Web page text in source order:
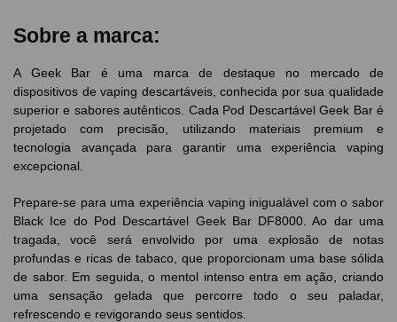
Sobre a marca:
A Geek Bar é uma marca de destaque no mercado de
dispositivos de vaping descartáveis, conhecida por sua qualidade
superior e sabores autênticos. Cada Pod Descartável Geek Bar é
projetado com precisão, utilizando materiais premium e
tecnologia avançada para garantir uma experiência vaping
excepcional.
Prepare-se para uma experiência vaping inigualável com o sabor
Black Ice do Pod Descartável Geek Bar DF8000. Ao dar uma
tragada, você será envolvido por uma explosão de notas
profundas e ricas de tabaco, que proporcionam uma base sólida
de sabor. Em seguida, o mentol intenso entra em ação, criando
uma sensação gelada que percorre todo o seu paladar,
refrescendo e revigorando seus sentidos.